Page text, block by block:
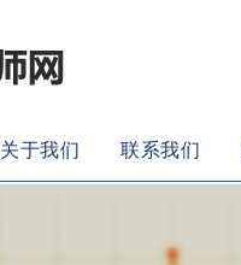
关于我们 联系我们